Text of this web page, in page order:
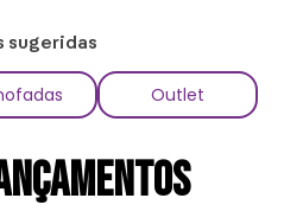
sugeridas
Outlet